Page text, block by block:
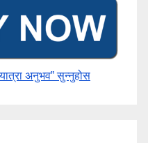
अनुभव” ​सुन्नुहोस